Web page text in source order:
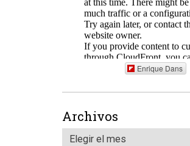
Enrique Dans
Archivos
Elegir el mes